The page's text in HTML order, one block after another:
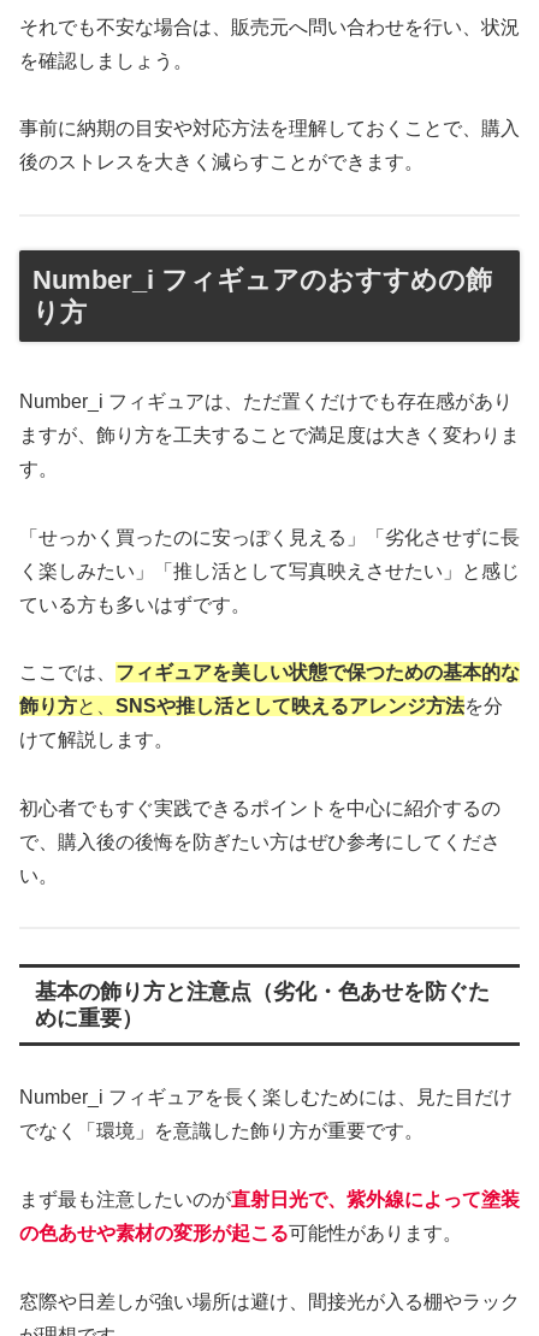
それでも不安な場合は、販売元へ問い合わせを行い、状況
を確認しましょう。
事前に納期の目安や対応方法を理解しておくことで、購入
後のストレスを大きく減らすことができます。
Number_i フィギュアのおすすめの飾
り方
Number_i フィギュアは、ただ置くだけでも存在感があり
ますが、飾り方を工夫することで満足度は大きく変わりま
す。
「せっかく買ったのに安っぽく見える」「劣化させずに長
く楽しみたい」「推し活として写真映えさせたい」と感じ
ている方も多いはずです。
ここでは、 フィギュアを美しい状態で保つための基本的な
飾り方と、 SNSや推し活として映えるアレンジ方法を分
けて解説します。
初心者でもすぐ実践できるポイントを中心に紹介するの
で、購入後の後悔を防ぎたい方はぜひ参考にしてくださ
い。
基本の飾り方と注意点（劣化・色あせを防ぐた
めに重要）
Number_i フィギュアを長く楽しむためには、見た目だけ
でなく「環境」を意識した飾り方が重要です。
まず最も注意したいのが直射日光で、紫外線によって塗装
の色あせや素材の変形が起こる可能性があります。
窓際や日差しが強い場所は避け、間接光が入る棚やラック